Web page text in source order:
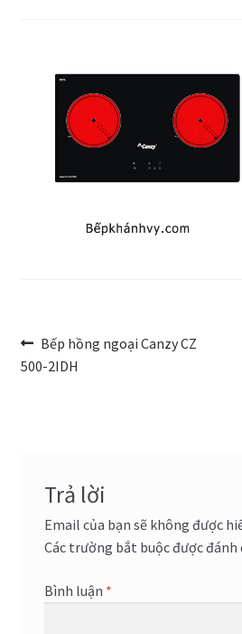
Điều
hướng
Bài
trước:
Bếp hồng ngoại Canzy CZ
500-2IDH
Trả lời
Email của bạn sẽ không được
Các trường bắt buộc được đánh
Bình luận *